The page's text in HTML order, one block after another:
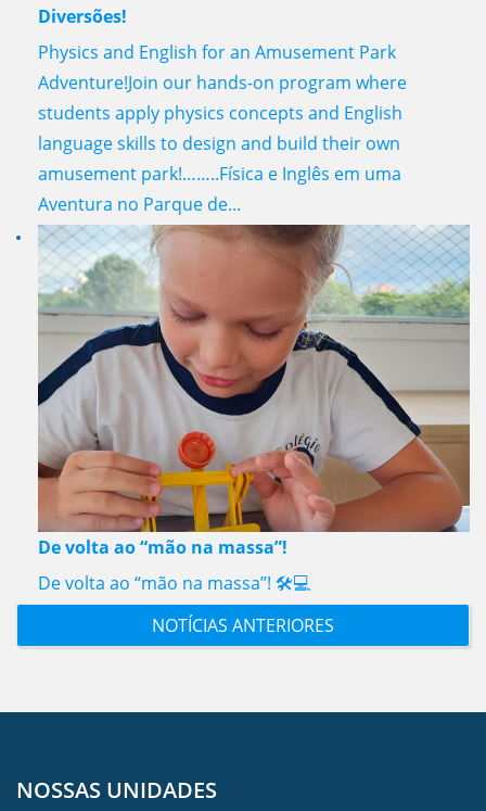
Diversões!
Physics and English for an Amusement Park
Adventure!Join our hands-on program where
students apply physics concepts and English
language skills to design and build their own
amusement park!……..Física e Inglês em uma
Aventura no Parque de...
De volta ao “mão na massa”!
De volta ao “mão na massa”! 🛠️💻
NOTÍCIAS ANTERIORES
NOSSAS UNIDADES